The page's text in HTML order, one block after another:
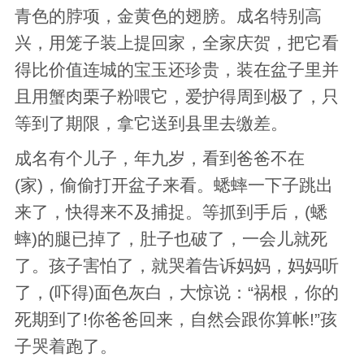
青色的脖项，金黄色的翅膀。成名特别高
兴，用笼子装上提回家，全家庆贺，把它看
得比价值连城的宝玉还珍贵，装在盆子里并
且用蟹肉栗子粉喂它，爱护得周到极了，只
等到了期限，拿它送到县里去缴差。
成名有个儿子，年九岁，看到爸爸不在
(家)，偷偷打开盆子来看。蟋蟀一下子跳出
来了，快得来不及捕捉。等抓到手后，(蟋
蟀)的腿已掉了，肚子也破了，一会儿就死
了。孩子害怕了，就哭着告诉妈妈，妈妈听
了，(吓得)面色灰白，大惊说：“祸根，你的
死期到了!你爸爸回来，自然会跟你算帐!”孩
子哭着跑了。